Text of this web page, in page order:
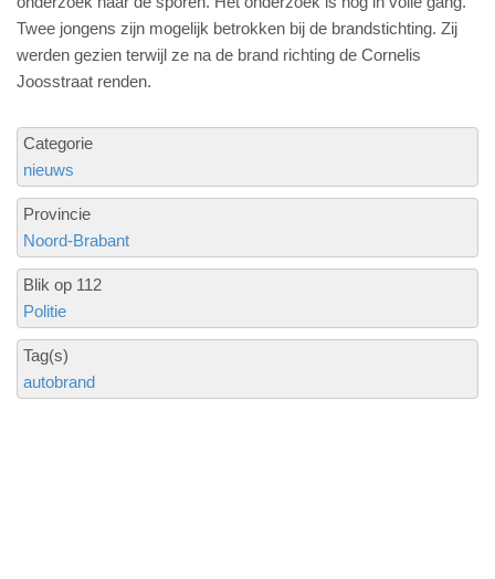
Twee jongens zijn mogelijk betrokken bij de brandstichting. Zij
werden gezien terwijl ze na de brand richting de Cornelis
Joosstraat renden.
Categorie
nieuws
Provincie
Noord-Brabant
Blik op 112
Politie
Tag(s)
autobrand